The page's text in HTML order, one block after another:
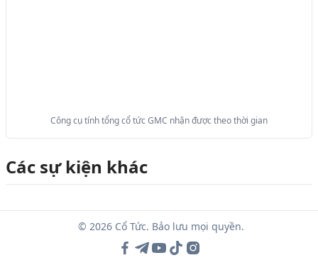
Công cụ tính tổng cổ tức GMC nhận được theo thời gian
Các sự kiện khác
© 2026 Cổ Tức. Bảo lưu mọi quyền.